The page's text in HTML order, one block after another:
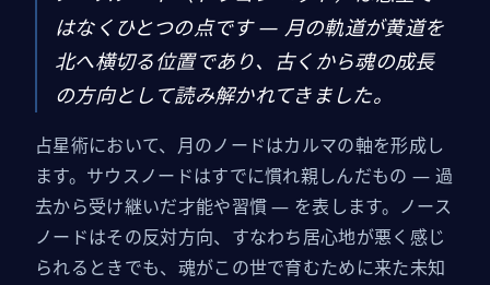
はなくひとつの点です — 月の軌道が黄道を
北へ横切る位置であり、古くから魂の成長
の方向として読み解かれてきました。
占星術において、月のノードはカルマの軸を形成し
ます。サウスノードはすでに慣れ親しんだもの — 過
去から受け継いだ才能や習慣 — を表します。ノース
ノードはその反対方向、すなわち居心地が悪く感じ
られるときでも、魂がこの世で育むために来た未知